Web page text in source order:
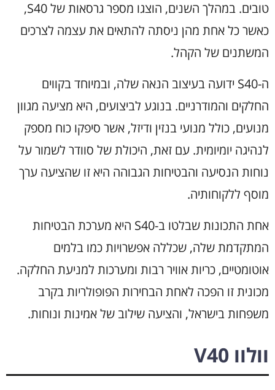
טובים. במהלך השנים, הוצגו מספר גרסאות של S40,
כאשר כל אחת מהן ניסתה להתאים את עצמה לצרכים
המשתנים של הקהל.
ה-S40 ידועה בעיצוב הנאה שלה, ובמיוחד בקווים
החלקים והמודרניים. בנוגע לביצועים, היא מציעה מגוון
מנועים, כולל מנועי בנזין ודיזל, אשר סיפקו כוח מספק
לנהיגה יומיומית. עם זאת, היכולת של סוודר לשמור על
נוחות הנסיעה והבטיחות הגבוהה היא זו שהציעה ערך
מוסף ללקוחותיה.
אחת התכונות שבלטו ב-S40 היא מערכת הבטיחות
המתקדמת שלה, שכללה אפשרויות כמו בלמים
אוטומטיים, כריות אוויר רבות ומערכות למניעת החלקה.
מכונית זו הפכה לאחת הבחירות הפופולריות בקרב
משפחות בישראל, והציעה שילוב של אמינות ונוחות.
וולוו V40